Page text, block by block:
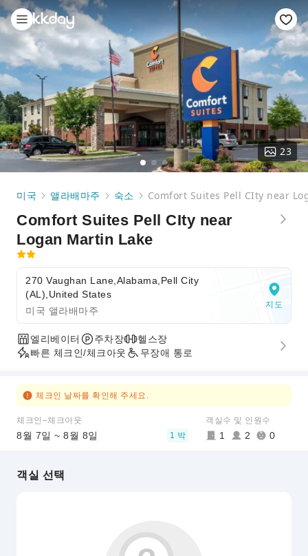
23
미국 앨라배마주 숙소 Comfort Suites Pell CIty near
Comfort Suites Pell CIty near
Logan Martin Lake
270 Vaughan Lane,Alabama,Pell City
(AL),United States
미국 앨라배마주
지도
엘리베이터 주차장
헬스장
빠른 체크인/체크아웃
무장애 통로
체크인 날짜를 확인해 주세요.
체크인–체크아웃
8월 7일 ~ 8월 8일 1 박
객실수 및 인원수
1 2 0
객실 선택